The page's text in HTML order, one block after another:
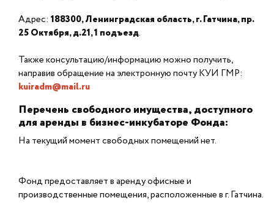
Адрес: 188300, Ленинградская область, г. Гатчина, пр.
25 Октября, д.21, 1 подъезд.
Также консультацию/информацию можно получить,
направив обращение на электронную почту КУИ ГМР:
kuiradm@mail.ru
Перечень свободного имущества, доступного
для аренды в бизнес-инкубаторе Фонда:
На текущий момент свободных помещений нет.
Фонд предоставляет в аренду офисные и
производственные помещения, расположенные в г. Гатчина.